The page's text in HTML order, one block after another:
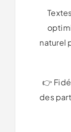
naturel
👉
des